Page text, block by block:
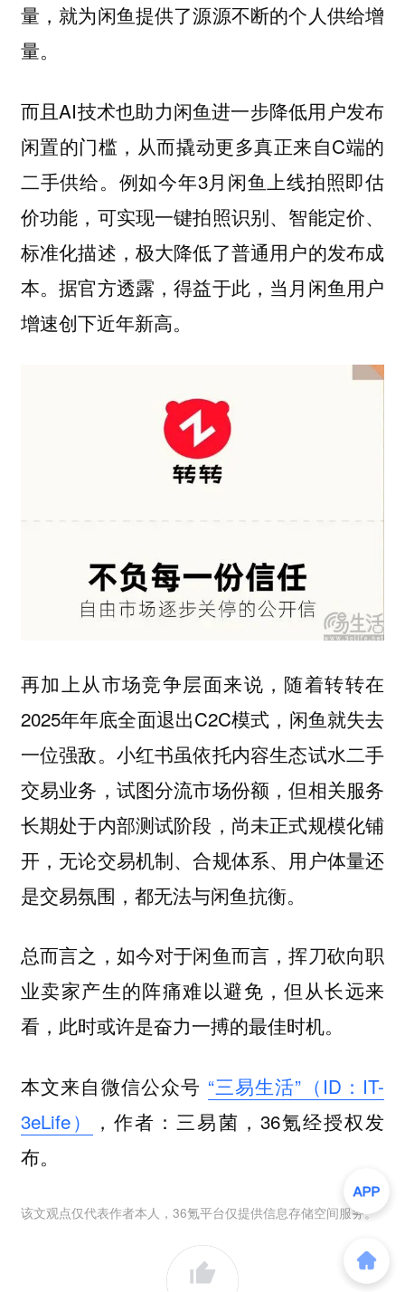
量，就为闲鱼提供了源源不断的个人供给增
量。
而且AI技术也助力闲鱼进一步降低用户发布
闲置的门槛，从而撬动更多真正来自C端的
二手供给。例如今年3月闲鱼上线拍照即估
价功能，可实现一键拍照识别、智能定价、
标准化描述，极大降低了普通用户的发布成
本。据官方透露，得益于此，当月闲鱼用户
增速创下近年新高。
再加上从市场竞争层面来说，随着转转在
2025年年底全面退出C2C模式，闲鱼就失去
一位强敌。小红书虽依托内容生态试水二手
交易业务，试图分流市场份额，但相关服务
长期处于内部测试阶段，尚未正式规模化铺
开，无论交易机制、合规体系、用户体量还
是交易氛围，都无法与闲鱼抗衡。
总而言之，如今对于闲鱼而言，挥刀砍向职
业卖家产生的阵痛难以避免，但从长远来
看，此时或许是奋力一搏的最佳时机。
本文来自微信公众号 “三易生活”（ID：IT-
3eLife）
，作者：三易菌，36氪经授权发
布。
该文观点仅代表作者本人，36氪平台仅提供信息存储空间服务。